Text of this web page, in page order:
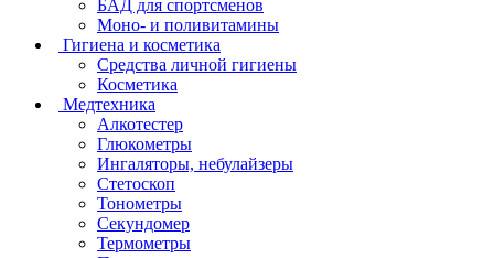
БАД для спортсменов
Моно- и поливитамины
Гигиена и косметика
Средства личной гигиены
Косметика
Медтехника
Алкотестер
Глюкометры
Ингаляторы, небулайзеры
Стетоскоп
Тонометры
Секундомер
Термометры